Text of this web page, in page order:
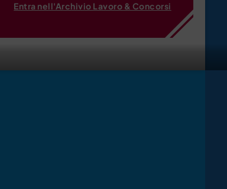
Entra nell'Archivio Lavoro & Concorsi